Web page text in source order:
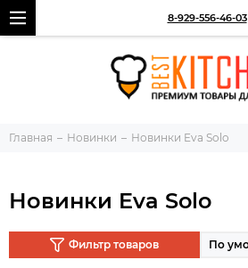
8-929-556-46-03
Главная Новинки Новинки Eva Solo
Новинки Eva Solo
Фильтр товаров